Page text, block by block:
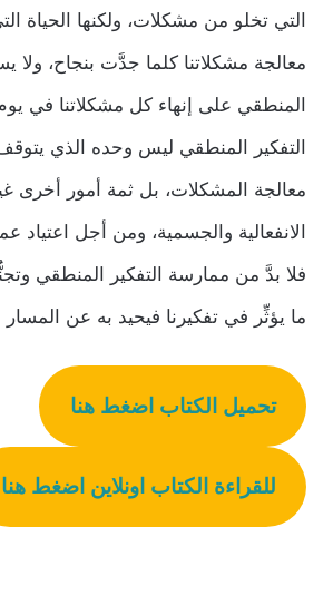
التي تخلو من مشكلات، ولكنها الحياة
معالجة مشكلاتنا كلما جدَّت بنجاح، ولا
المنطقي على إنهاء كل مشكلاتنا في
التفكير المنطقي ليس وحده الذي
معالجة المشكلات، بل ثمة أمور أخرى
الانفعالية والجسمية، ومن أجل اعتياد
فلا بدَّ من ممارسة التفكير المنطقي
ما يؤثِّر في تفكيرنا فيحيد به عن
تحميل الكتاب اضغط هنا
للقراءة الكتاب اونلاين اضغط هنا